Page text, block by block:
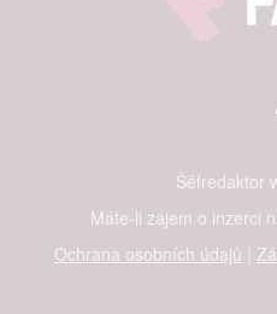
Šéfredaktor
Máte-li zájem o inzerci
Ochrana osobních údajů |